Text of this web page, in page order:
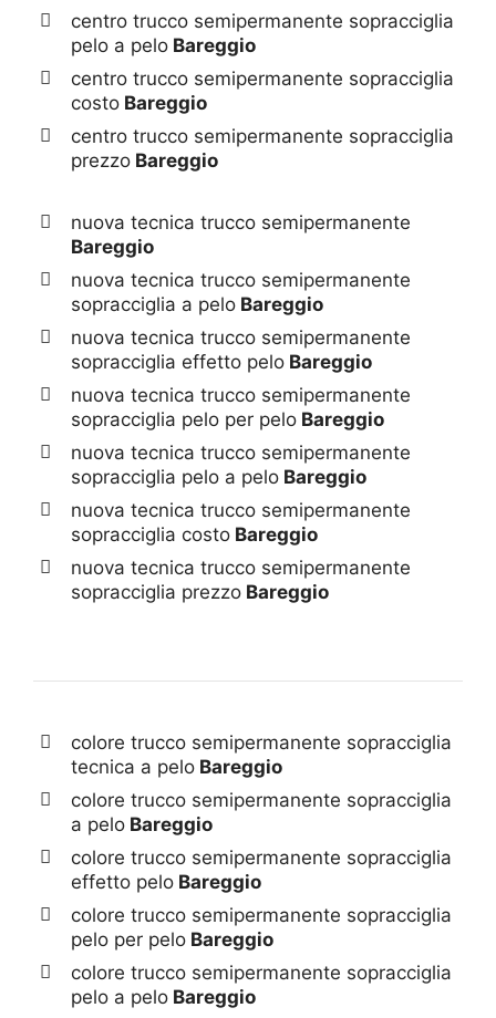
centro trucco semipermanente sopracciglia
pelo a pelo Bareggio
centro trucco semipermanente sopracciglia
costo Bareggio
centro trucco semipermanente sopracciglia
prezzo Bareggio
nuova tecnica trucco semipermanente
Bareggio
nuova tecnica trucco semipermanente
sopracciglia a pelo Bareggio
nuova tecnica trucco semipermanente
sopracciglia effetto pelo Bareggio
nuova tecnica trucco semipermanente
sopracciglia pelo per pelo Bareggio
nuova tecnica trucco semipermanente
sopracciglia pelo a pelo Bareggio
nuova tecnica trucco semipermanente
sopracciglia costo Bareggio
nuova tecnica trucco semipermanente
sopracciglia prezzo Bareggio
colore trucco semipermanente sopracciglia
tecnica a pelo Bareggio
colore trucco semipermanente sopracciglia
a pelo Bareggio
colore trucco semipermanente sopracciglia
effetto pelo Bareggio
colore trucco semipermanente sopracciglia
pelo per pelo Bareggio
colore trucco semipermanente sopracciglia
pelo a pelo Bareggio